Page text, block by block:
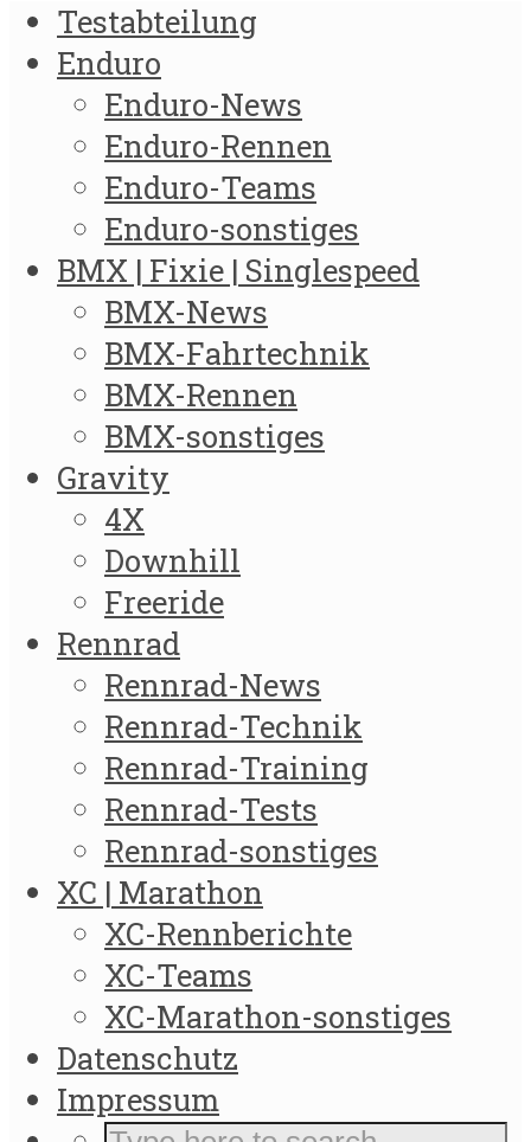
Testabteilung
Enduro
Enduro-News
Enduro-Rennen
Enduro-Teams
Enduro-sonstiges
BMX | Fixie | Singlespeed
BMX-News
BMX-Fahrtechnik
BMX-Rennen
BMX-sonstiges
Gravity
4X
Downhill
Freeride
Rennrad
Rennrad-News
Rennrad-Technik
Rennrad-Training
Rennrad-Tests
Rennrad-sonstiges
XC | Marathon
XC-Rennberichte
XC-Teams
XC-Marathon-sonstiges
Datenschutz
Impressum